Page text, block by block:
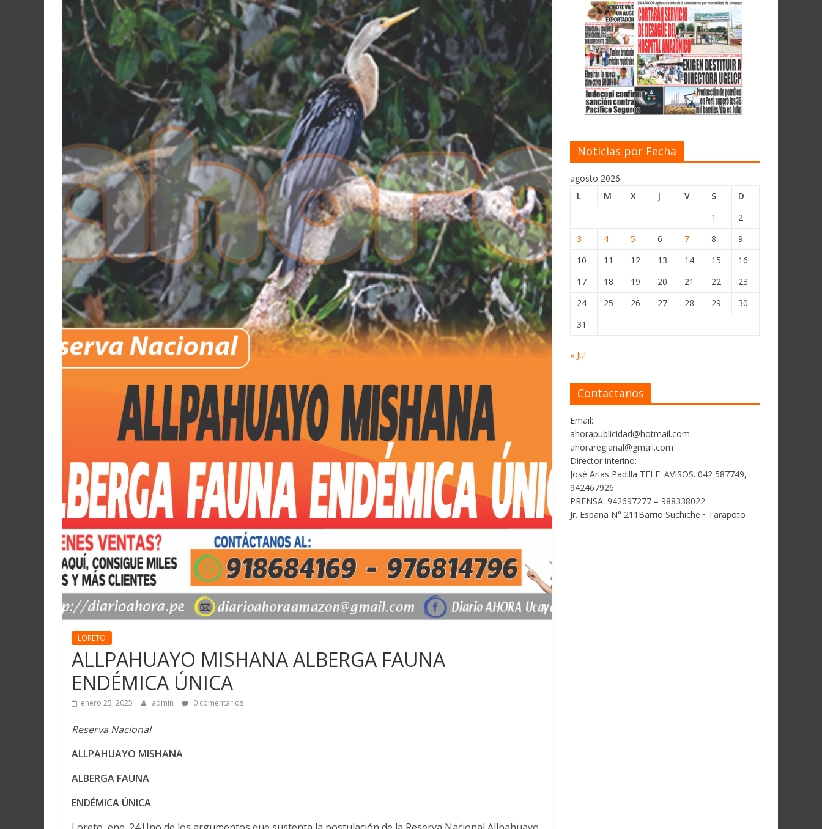
Martín
Loreto
LORETO
ALLPAHUAYO MISHANA ALBERGA FAUNA
ENDÉMICA ÚNICA
enero 25, 2025 admin 0 comentarios
Reserva Nacional
ALLPAHUAYO MISHANA
ALBERGA FAUNA
ENDÉMICA ÚNICA
Noticias por Fecha
agosto 2026
L
M X J V S
D
1
2
3
4 5 6 7 8
9
10
11 12 13 14 15
16
17
18 19 20 21 22
23
24
25 26 27 28 29
30
31
« Jul
Contactanos
Email:
ahorapublicidad@hotmail.com
ahoraregianal@gmail.com
Director interino:
José Arias Padilla TELF. AVISOS. 042 587749,
942467926
PRENSA: 942697277 – 988338022
Jr. España N° 211Barrio Suchiche • Tarapoto